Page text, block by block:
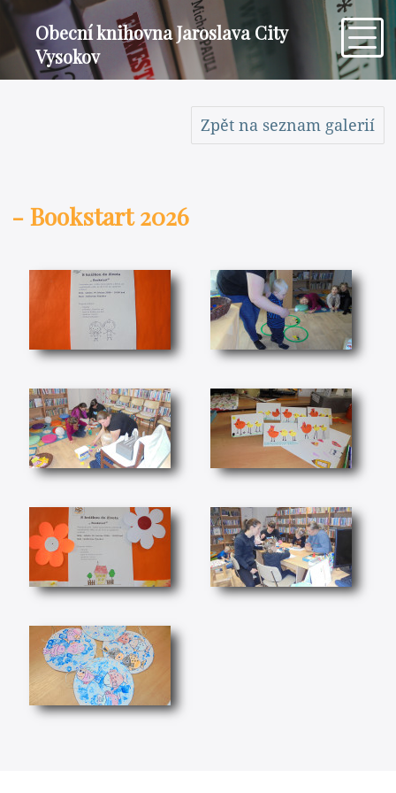
Obecní knihovna Jaroslava City
Vysokov
Zpět na seznam galerií
- Bookstart 2026